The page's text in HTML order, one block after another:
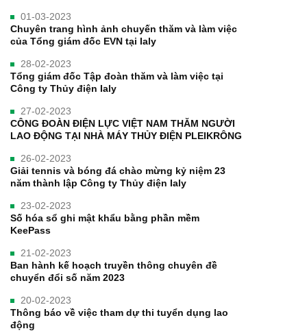
01-03-2023
Chuyên trang hình ảnh chuyến thăm và làm việc
của Tổng giám đốc EVN tại Ialy
28-02-2023
Tổng giám đốc Tập đoàn thăm và làm việc tại
Công ty Thủy điện Ialy
27-02-2023
CÔNG ĐOÀN ĐIỆN LỰC VIỆT NAM THĂM NGƯỜI
LAO ĐỘNG TẠI NHÀ MÁY THỦY ĐIỆN PLEIKRÔNG
26-02-2023
Giải tennis và bóng đá chào mừng kỷ niệm 23
năm thành lập Công ty Thủy điện Ialy
23-02-2023
Số hóa sổ ghi mật khẩu bằng phần mềm
KeePass
21-02-2023
Ban hành kế hoạch truyền thông chuyên đề
chuyển đổi số năm 2023
20-02-2023
Thông báo về việc tham dự thi tuyển dụng lao
động